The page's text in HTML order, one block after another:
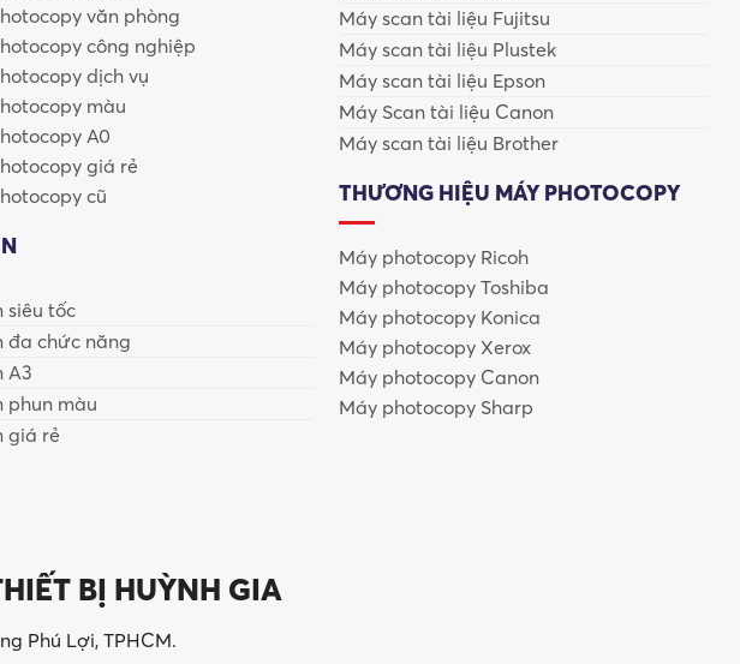
mang lại:
văn phòng
công nghiệp
dịch vụ
màu
A0
giá rẻ
cũ
siêu tốc
đa chức năng
A3
phun màu
giá rẻ
Máy scan tài liệu Fujitsu
Máy scan tài liệu Plustek
Máy scan tài liệu Epson
Máy Scan tài liệu Canon
Máy scan tài liệu Brother
THƯƠNG HIỆU MÁY PHOTOCOPY
Máy photocopy Ricoh
Máy photocopy Toshiba
Máy photocopy Konica
Máy photocopy Xerox
Máy photocopy Canon
Máy photocopy Sharp
BỊ HUỲNH GIA
Phú Lợi, TPHCM.